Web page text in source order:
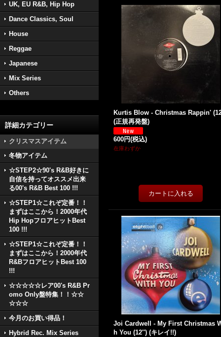
UK, EU R&B, Hip Hop
Dance Classics, Soul
House
Reggae
Japanese
Mix Series
Others
詳細カテゴリー
クリスマスアイテム
冬物アイテム
☆STEP2☆90's R&B好きに
自信を持ってオススメ出来
る00's R&B Best 100 !!!
☆STEP1☆これぞ定番！！
まずはここから！2000年代
Hip HopフロアヒットBest
100 !!!
☆STEP1☆これぞ定番！！
まずはここから！2000年代
R&BフロアヒットBest 100
!!!
☆☆☆☆☆レア00's R&B Pr
omo Only盤特集！！☆☆
☆☆☆
今月のお買い得品！
Hybrid Rec. Mix Series
Kurtis Blow - Christmas Rappin'
(正規再発盤)
600円(税込)
在庫わずか
Joi Cardwell - My First Christmas
h You (12'') (キレイ!!)